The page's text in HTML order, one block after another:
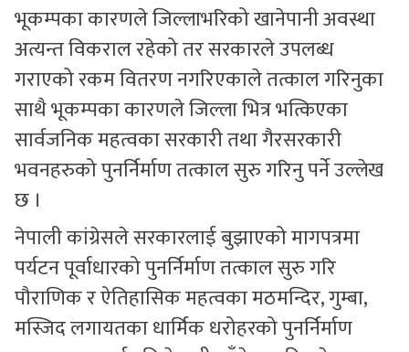
भूकम्पका कारणले जिल्लाभरिको खानेपानी अवस्था
अत्यन्त विकराल रहेको तर सरकारले उपलब्ध
गराएको रकम वितरण नगरिएकाले तत्काल गरिनुका
साथै भूकम्पका कारणले जिल्ला भित्र भत्किएका
सार्वजनिक महत्वका सरकारी तथा गैरसरकारी
भवनहरुको पुनर्निर्माण तत्काल सुरु गरिनु पर्ने उल्लेख
छ ।
नेपाली कांग्रेसले सरकारलाई बुझाएको मागपत्रमा
पर्यटन पूर्वाधारको पुनर्निर्माण तत्काल सुरु गरि
पौराणिक र ऐतिहासिक महत्वका मठमन्दिर, गुम्बा,
मस्जिद लगायतका धार्मिक धरोहरको पुनर्निर्माण